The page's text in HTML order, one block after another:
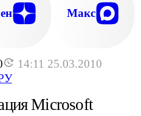
14:11 25.03.2010
Макс
Microsoft